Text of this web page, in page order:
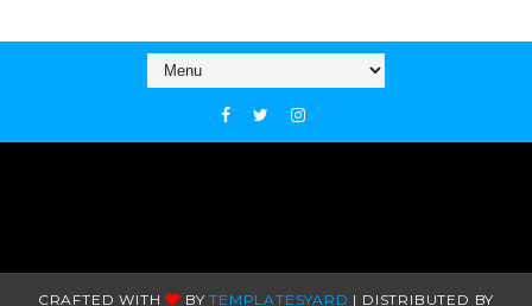
CRAFTED WITH BYTEMPLATESYARD | DISTRIBUTED BY